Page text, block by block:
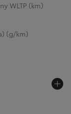
WLTP (km)
(g/km)